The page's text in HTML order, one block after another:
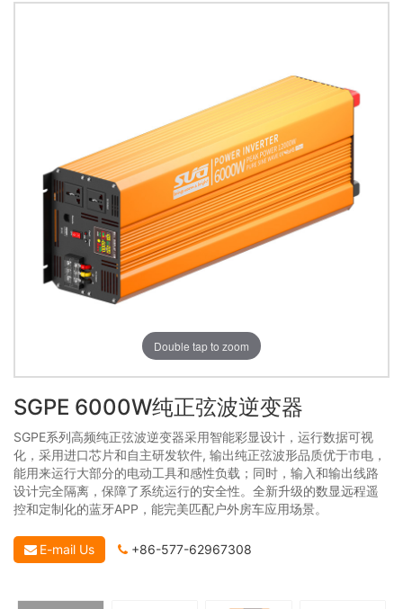
Double tap to zoom
SGPE 6000W纯正弦波逆变器
SGPE系列高频纯正弦波逆变器采用智能彩显设计，运行数据可视
化，采用进口芯片和自主研发软件, 输出纯正弦波形品质优于市电，
能用来运行大部分的电动工具和感性负载；同时，输入和输出线路
设计完全隔离，保障了系统运行的安全性。全新升级的数显远程遥
控和定制化的蓝牙APP，能完美匹配户外房车应用场景。
E-mail Us +86-577-62967308